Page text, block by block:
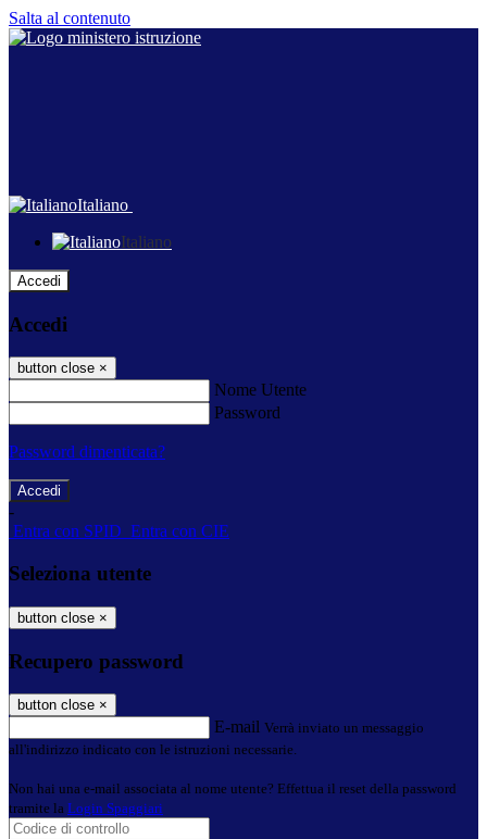
Salta al contenuto
Italiano
Italiano
Accedi
Accedi
button close ×
Nome Utente
Password
Password dimenticata?
-
Entra con SPID Entra con CIE
Seleziona utente
button close ×
Recupero password
button close ×
E-mail Verrà inviato un messaggio
all'indirizzo indicato con le istruzioni necessarie.
Non hai una e-mail associata al nome utente? Effettua il reset della password
tramite la Login Spaggiari